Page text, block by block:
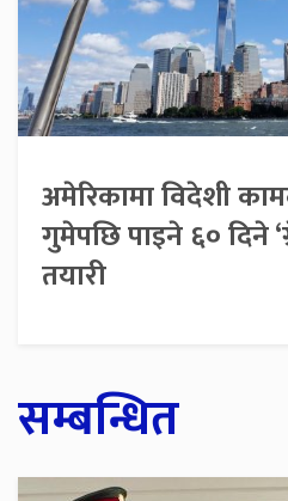
अमेरिकामा विदेशी
गुमेपछि पाइने ६० दिने
तयारी
सम्बन्धित